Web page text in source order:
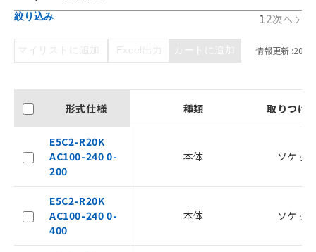
絞り込み 12次へ
マイリストに追加 Excel出力 カートに追加 情報更新 :
形式仕様 種類 取りつけ
E5C2-R20K
AC100-240 0-
200
本体 ソケッ
E5C2-R20K
AC100-240 0-
400
本体 ソケッ